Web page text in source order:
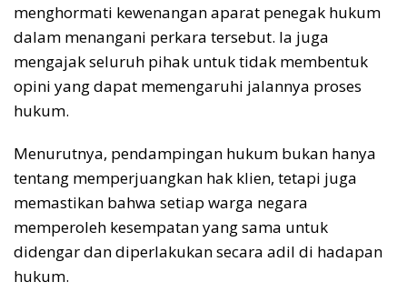
menghormati kewenangan aparat penegak hukum
dalam menangani perkara tersebut. Ia juga
mengajak seluruh pihak untuk tidak membentuk
opini yang dapat memengaruhi jalannya proses
hukum.
Menurutnya, pendampingan hukum bukan hanya
tentang memperjuangkan hak klien, tetapi juga
memastikan bahwa setiap warga negara
memperoleh kesempatan yang sama untuk
didengar dan diperlakukan secara adil di hadapan
hukum.